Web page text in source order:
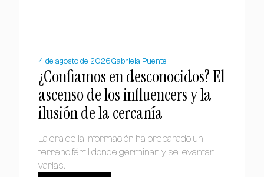
4 de agosto de 2026Gabriela Puente
¿Confiamos en desconocidos? El
ascenso de los influencers y la
ilusión de la cercanía
La era de la información ha preparado un
terreno fértil donde germinan y se levantan
varias...